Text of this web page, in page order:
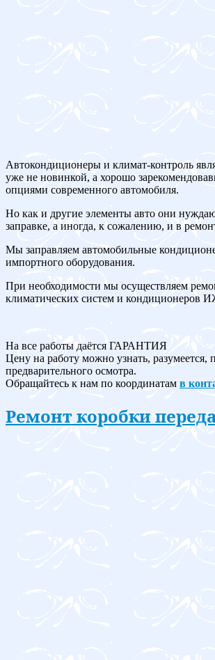
Автокондиционеры и климат-контроль
уже не новинкой, а хорошо
опциями современного автомобиля.
Но как и другие элементы авто они
заправке, а иногда, к сожалению, и в
Мы заправляем автомобильные
импортного оборудования.
При необходимости мы осуществляем
климатических систем и кондиционеров
На все работы даётся ГАРАНТИЯ
Цену на работу можно узнать, разумеется,
предварительного осмотра.
Обращайтесь к нам по координатам в
Ремонт коробки